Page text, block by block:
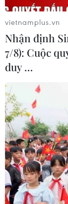
Hơn 130
''đại gia'' kỹ
10/10/2020 09:22
Theo ước tính
các quốc gia
các doanh
Facebook.
vietnamplus.vn
Nhận định
7/8): Cuộc
duy …